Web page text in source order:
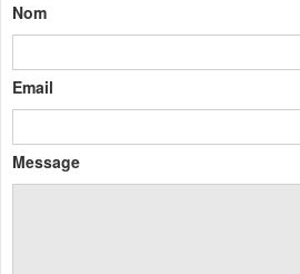
Nom
Email
Message